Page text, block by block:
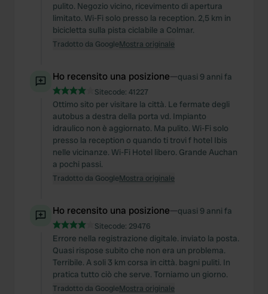
pulito. Negozio vicino, ricevimento di apertura
limitato. Wi-Fi solo presso la reception. 2,5 km in
bicicletta sulla pista ciclabile a Colmar.
Tradotto da GoogleMostra originale
Ho recensito una posizione—quasi 9 anni fa
Sitecode: 41227
Ottimo sito per visitare la città. Le fermate degli
autobus a destra della porta vd. Impianto
idraulico non è aggiornato. Ma pulito. Wi-Fi solo
presso la reception o quando ti trovi f hotel Ibis
nelle vicinanze. Wi-Fi Hotel libero. Grande Auchan
a pochi passi.
Tradotto da GoogleMostra originale
Ho recensito una posizione—quasi 9 anni fa
Sitecode: 29476
Errore nella registrazione digitale. inviato la posta.
Quasi rispose subito che non era un problema.
Terribile. A soli 3 km corsa in città. bagni puliti. In
pratica tutto ciò che serve. Torniamo un giorno.
Tradotto da GoogleMostra originale